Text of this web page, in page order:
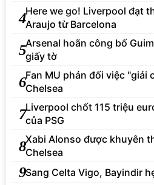
4Here we go! Liverpool đạt
Araujo từ Barcelona
5Arsenal hoãn công bố
giấy tờ
6Fan MU phản đối việc "giải
Chelsea
7Liverpool chốt 115 triệu
của PSG
8Xabi Alonso được khuyên
Chelsea
9Sang Celta Vigo, Bayindir